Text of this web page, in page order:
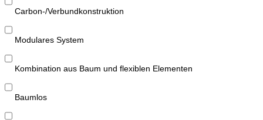
Carbon-/Verbundkonstruktion
Modulares System
Kombination aus Baum und flexiblen Elementen
Baumlos